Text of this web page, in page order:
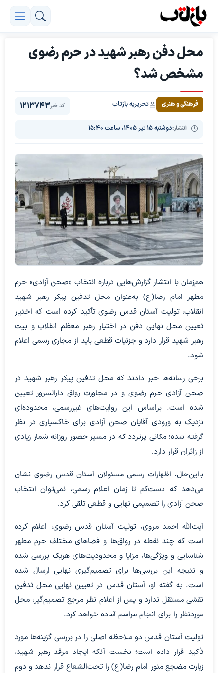
محل دفن رهبر شهید در حرم رضوی
مشخص شد؟
فرهنگی و هنری تحریریه بازتاب
انتشار:دوشنبه ۱۵ تیر ۱۴۰۵، ساعت ۱۵:۴۰
کد خبر1213743
هم‌زمان با انتشار گزارش‌هایی درباره انتخاب «صحن آزادی» حرم
مطهر امام رضا(ع) به‌عنوان محل تدفین پیکر رهبر شهید
انقلاب، تولیت آستان قدس رضوی تأکید کرده است که اختیار
تعیین محل نهایی دفن در اختیار رهبر معظم انقلاب و بیت
رهبر شهید قرار دارد و جزئیات قطعی باید از مجاری رسمی اعلام
شود.
برخی رسانه‌ها خبر دادند که محل تدفین پیکر رهبر شهید در
صحن آزادی حرم رضوی و در مجاورت رواق دارالسرور تعیین
شده است. براساس این روایت‌های غیررسمی، محدوده‌ای
نزدیک به ورودی آقایان صحن آزادی برای خاکسپاری در نظر
گرفته شده؛ مکانی پرتردد که در مسیر حضور روزانه شمار زیادی
از زائران قرار دارد.
بااین‌حال، اظهارات رسمی مسئولان آستان قدس رضوی نشان
می‌دهد که دست‌کم تا زمان اعلام رسمی، نمی‌توان انتخاب
صحن آزادی را تصمیمی نهایی و قطعی تلقی کرد.
آیت‌الله احمد مروی، تولیت آستان قدس رضوی، اعلام کرده
است که چند نقطه در رواق‌ها و فضاهای مختلف حرم مطهر
شناسایی و ویژگی‌ها، مزایا و محدودیت‌های هریک بررسی شده
و نتیجه این بررسی‌ها برای تصمیم‌گیری نهایی ارسال شده
است. به گفته او، آستان قدس در تعیین نهایی محل تدفین
نقشی مستقل ندارد و پس از اعلام نظر مرجع تصمیم‌گیر، محل
موردنظر را برای انجام مراسم آماده خواهد کرد.
تولیت آستان قدس دو ملاحظه اصلی را در بررسی گزینه‌ها مورد
تأکید قرار داده است؛ نخست آنکه ایجاد مرقد رهبر شهید،
زیارت مضجع منور امام رضا(ع) را تحت‌الشعاع قرار ندهد و دوم